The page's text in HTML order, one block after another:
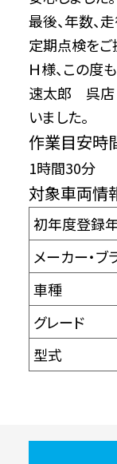
最後、年数、
定期点検をご
Ｈ様、この
速太郎 呉店
いました。
作業目安時
1時間30分
対象車両情
初年度登録
メーカー・ブ
車種
グレード
型式